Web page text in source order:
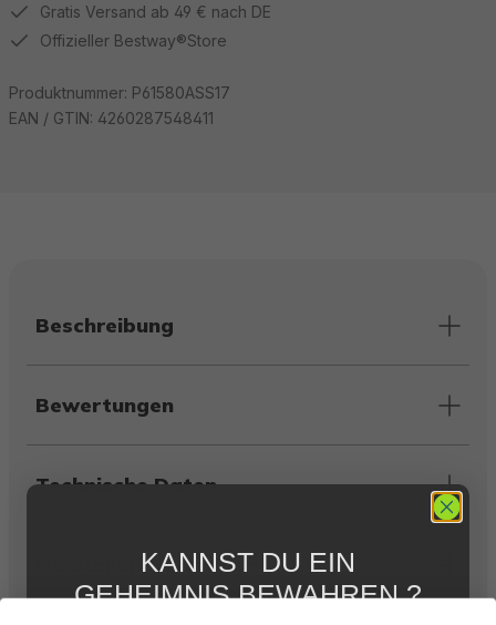
Gratis Versand ab 49 € nach DE
Offizieller Bestway®Store
Produktnummer: P61580ASS17
EAN / GTIN: 4260287548411
Beschreibung
Bewertungen
Technische Daten
Herstellerinformation
KANNST DU EIN
GEHEIMNIS BEWAHREN ?